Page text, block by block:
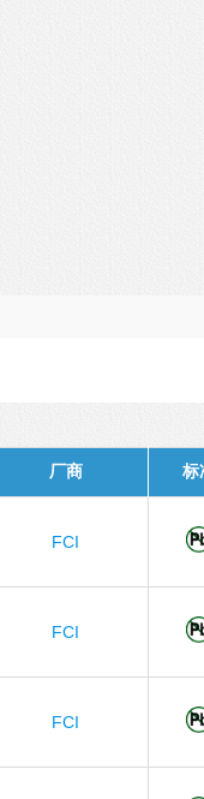
厂商 标
FCI
FCI
FCI